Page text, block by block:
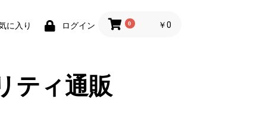
に入り ログイン 0 ￥0
ティ通販